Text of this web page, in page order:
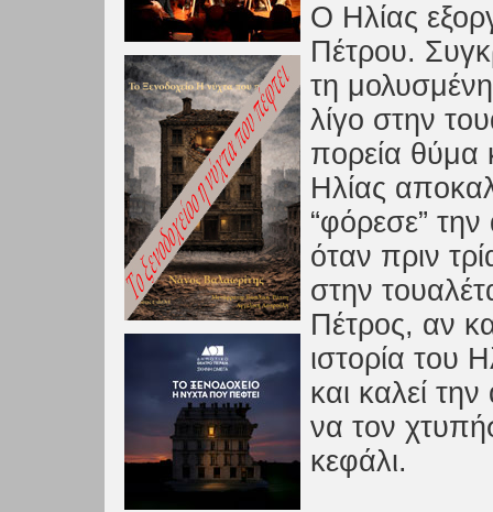
Ο Ηλίας
Πέτρου.
τη
λίγο στην
πορεία θύμα
Ηλίας
“φόρεσε”
όταν πριν
στην
Πέτρος, αν
ιστορία του
και καλεί
να τον
κεφάλι.